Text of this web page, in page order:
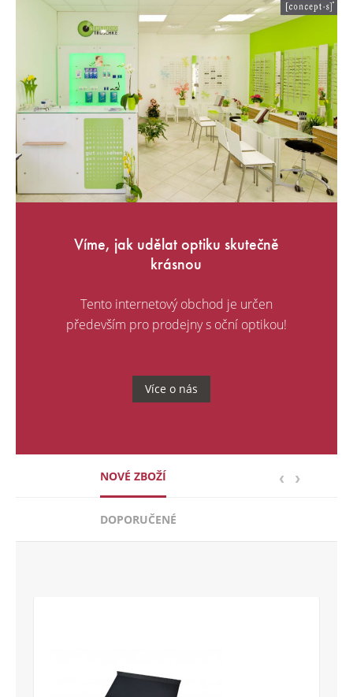
Víme, jak udělat optiku skutečně
krásnou
Tento internetový obchod je určen
především pro prodejny s oční optikou!
Více o nás
NOVÉ ZBOŽÍ
DOPORUČENÉ